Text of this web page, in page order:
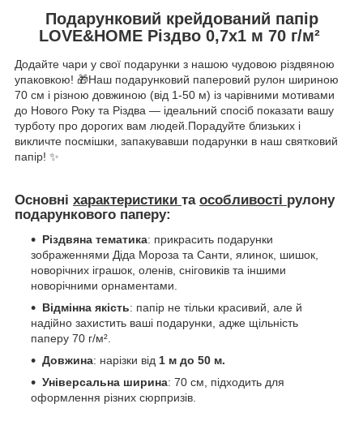
Подарунковий крейдований папір
LOVE&HOME Різдво 0,7х1 м 70 г/м²
Додайте чари у свої подарунки з нашою чудовою різдвяною
упаковкою! 🎁Наш подарунковий паперовий рулон шириною
70 см і різною довжиною (від 1-50 м) із чарівними мотивами
до Нового Року та Різдва — ідеальний спосіб показати вашу
турботу про дорогих вам людей.Порадуйте близьких і
викличте посмішки, запакувавши подарунки в наш святковий
папір! ✨
Основні характеристики та особливості рулону
подарункового паперу:
Різдвяна тематика: прикрасить подарунки
зображеннями Діда Мороза та Санти, ялинок, шишок,
новорічних іграшок, оленів, сніговиків та іншими
новорічними орнаментами.
Відмінна якість: папір не тільки красивий, але й
надійно захистить ваші подарунки, адже щільність
паперу 70 г/м².
Довжина: нарізки від 1 м до 50 м.
Універсальна ширина: 70 см, підходить для
оформлення різних сюрпризів.